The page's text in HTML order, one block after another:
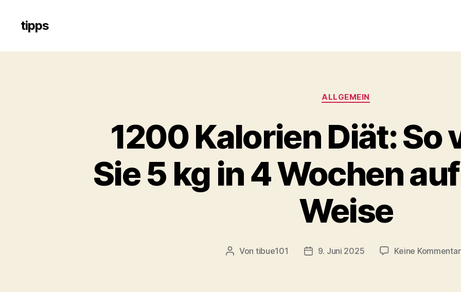
tipps
Kategorien
ALLGEMEIN
1200 Kalorien Diät: So
Sie 5 kg in 4 Wochen
Weise
Beitragsautor
Von tibue101 Veröffentlichungsdatum
9. Juni 2025 Keine